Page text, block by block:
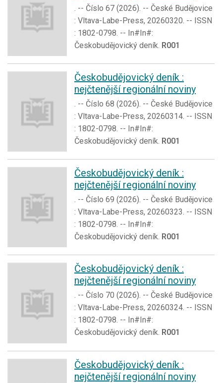
. -- Číslo 67 (2026). -- České Budějovice
: Vltava-Labe-Press, 20260320. -- ISSN
: 1802-0798. -- In#In#:
Českobudějovický deník. R001
Českobudějovický deník :
nejčtenější regionální noviny
. -- Číslo 68 (2026). -- České Budějovice
: Vltava-Labe-Press, 20260314. -- ISSN
: 1802-0798. -- In#In#:
Českobudějovický deník. R001
Českobudějovický deník :
nejčtenější regionální noviny
. -- Číslo 69 (2026). -- České Budějovice
: Vltava-Labe-Press, 20260323. -- ISSN
: 1802-0798. -- In#In#:
Českobudějovický deník. R001
Českobudějovický deník :
nejčtenější regionální noviny
. -- Číslo 70 (2026). -- České Budějovice
: Vltava-Labe-Press, 20260324. -- ISSN
: 1802-0798. -- In#In#:
Českobudějovický deník. R001
Českobudějovický deník :
nejčtenější regionální noviny